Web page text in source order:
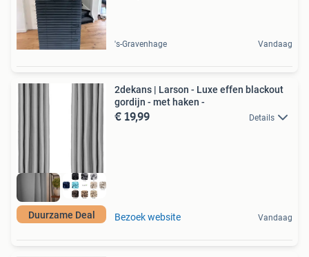
's-Gravenhage Vandaag
Duurzame Deal
2dekans | Larson - Luxe effen blackout
gordijn - met haken -
€ 19,99 Details
Bezoek website Vandaag